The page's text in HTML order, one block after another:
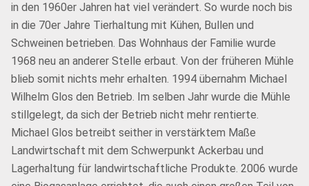
in den 1960er Jahren hat viel verändert. So wurde noch bis
in die 70er Jahre Tierhaltung mit Kühen, Bullen und
Schweinen betrieben. Das Wohnhaus der Familie wurde
1968 neu an anderer Stelle erbaut. Von der früheren Mühle
blieb somit nichts mehr erhalten. 1994 übernahm Michael
Wilhelm Glos den Betrieb. Im selben Jahr wurde die Mühle
stillgelegt, da sich der Betrieb nicht mehr rentierte.
Michael Glos betreibt seither in verstärktem Maße
Landwirtschaft mit dem Schwerpunkt Ackerbau und
Lagerhaltung für landwirtschaftliche Produkte. 2006 wurde